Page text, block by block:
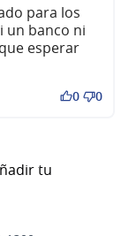
para los
un banco ni
esperar
0 0
tu